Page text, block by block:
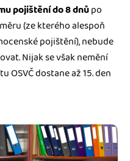
pojištění do 8 dnůpo
(ze kterého alespoň
pojištění), nebude
Nijak se však nemění
OSVČ dostane až 15. den